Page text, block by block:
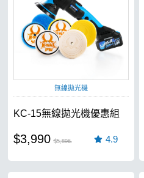
無線拋光機
KC-15無線拋光機優惠組
$3,990 $5,896 4.9